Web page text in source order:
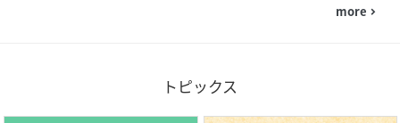
more navigate_next
トピックス